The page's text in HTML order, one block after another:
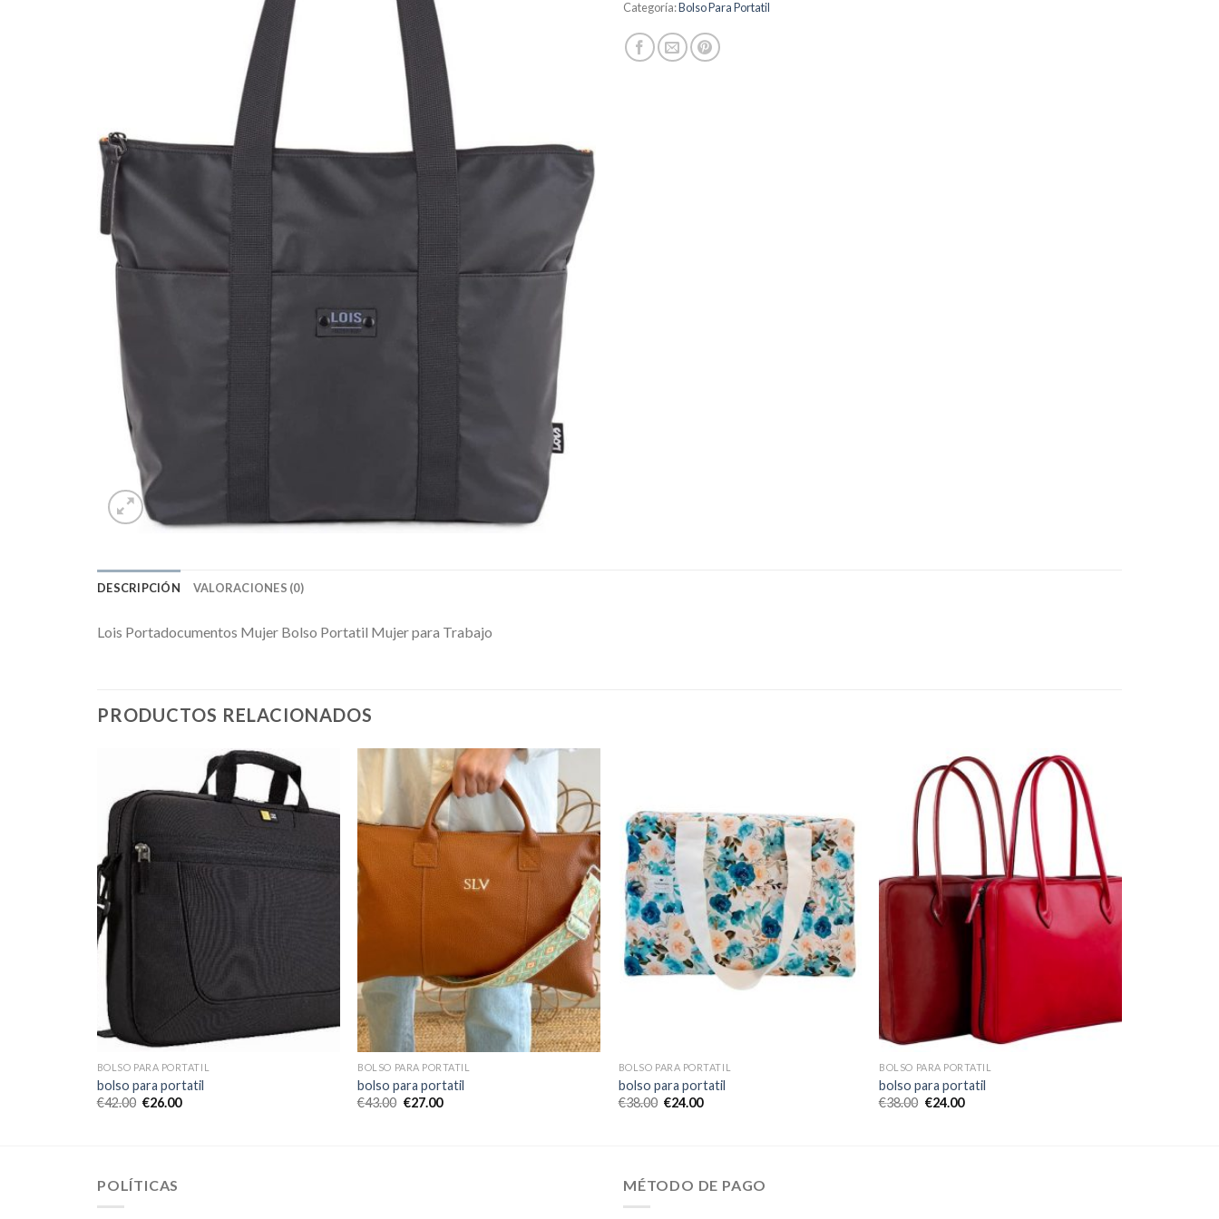
Categoría:Bolso Para Portatil
DESCRIPCIÓN VALORACIONES (0)
Lois Portadocumentos Mujer Bolso Portatil Mujer para Trabajo
PRODUCTOS RELACIONADOS
BOLSO PARA PORTATIL
bolso para portatil
€42.00 €26.00
BOLSO PARA PORTATIL
bolso para portatil
€43.00 €27.00
BOLSO PARA PORTATIL
bolso para portatil
€38.00 €24.00
BOLSO PARA PORTATIL
bolso para portatil
€38.00 €24.00
POLÍTICAS MÉTODO DE PAGO